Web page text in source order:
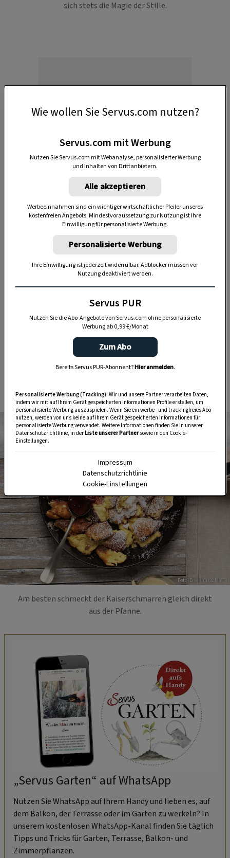
sich stets die Magie der Stille.
Um die Entstehung desKaiserschmarrns
ranken sich viele Legenden. In Ischl wird
erzählt, dassKaiser Franz Joseph I.
Jagdausflug auf der Rettenbachalm von einem
Gewitter überrascht wurde und Unterschlupf
in einer Hütte suchte. Als die Sennerin erfuhr,
dass der Kaiser unter den Gästen war,
erschrak sie so heftig, dass die Palatschinken
zerrissen. In ihrer Not versuchte sie, die
Situation mit Zucker und Rosinen zu retten. So
Foto: Eisenhut & Mayer
Am besten schmeckt der Kaiserschmarren gleich direkt
aus der Pfanne.
„Servus Garten“ auf WhatsApp
Nutzen Sie WhatsApp auf Ihrem Handy und lieben es, auf
dem Balkon, der Terrasse oder im Garten zu werkeln? In
unserem kostenlosen WhatsApp-Kanal finden Sie täglich
Tipps und Tricks für Garten, Terrasse, Balkon- und
Zimmerpflanzen.
Wie wollen Sie Servus.com nutzen?
Servus.com mit Werbung
Nutzen Sie Servus.com mit Webanalyse, personalisierter Werbung
und Inhalten von Drittanbietern.
Alle akzeptieren
Werbeeinnahmen sind ein wichtiger wirtschaftlicher Pfeiler unseres
kostenfreien Angebots. Mindestvoraussetzung zur Nutzung ist Ihre
Einwilligung für personalisierte Werbung.
Personalisierte Werbung
Ihre Einwilligung ist jederzeit widerrufbar. Adblocker müssen vor
Nutzung deaktiviert werden.
Servus PUR
Nutzen Sie die Abo-Angebote von Servus.com ohne personalisierte
Werbung ab 0,99 €/Monat
Zum Abo
Bereits Servus PUR-Abonnent?Hier anmelden.
Personalisierte Werbung (Tracking): Wir und unsere Partner verarbeiten Daten,
indem wir mit auf Ihrem Gerät gespeicherten Informationen Profile erstellen, um
personalisierte Werbung auszuspielen. Wenn Sie ein werbe– und trackingfreies Abo
nutzen, werden von uns keine auf Ihrem Gerät gespeicherten Informationen für
personalisierte Werbung verwendet. Weitere Informationen finden Sie in unserer
Datenschutzrichtlinie, in derListe unserer Partnersowie in den Cookie-
Einstellungen.
Impressum
Datenschutzrichtlinie
Cookie-Einstellungen